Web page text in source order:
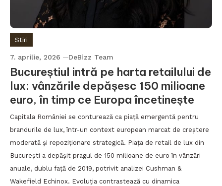
Stiri
7. aprilie, 2026 DeBizz Team
Bucureștiul intră pe harta retailului de
lux: vânzările depășesc 150 milioane
euro, în timp ce Europa încetinește
Capitala României se conturează ca piață emergentă pentru
brandurile de lux, într-un context european marcat de creștere
moderată și repoziționare strategică. Piața de retail de lux din
București a depășit pragul de 150 milioane de euro în vânzări
anuale, dublu față de 2019, potrivit analizei Cushman &
Wakefield Echinox. Evoluția contrastează cu dinamica